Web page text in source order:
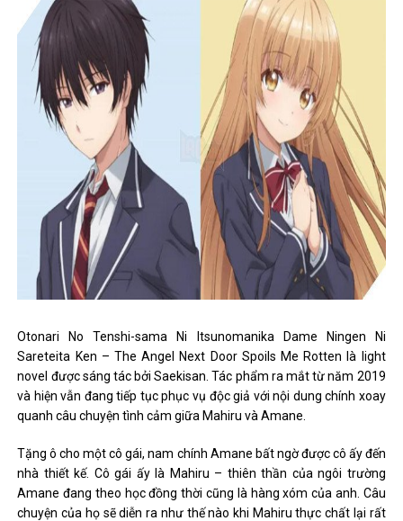
Otonari No Tenshi-sama Ni Itsunomanika Dame Ningen Ni
Sareteita Ken – The Angel Next Door Spoils Me Rotten là light
novel được sáng tác bởi Saekisan. Tác phẩm ra mắt từ năm 2019
và hiện vẫn đang tiếp tục phục vụ độc giả với nội dung chính xoay
quanh câu chuyện tình cảm giữa Mahiru và Amane.
Tặng ô cho một cô gái, nam chính Amane bất ngờ được cô ấy đến
nhà thiết kế. Cô gái ấy là Mahiru – thiên thần của ngôi trường
Amane đang theo học đồng thời cũng là hàng xóm của anh. Câu
chuyện của họ sẽ diễn ra như thế nào khi Mahiru thực chất lại rất